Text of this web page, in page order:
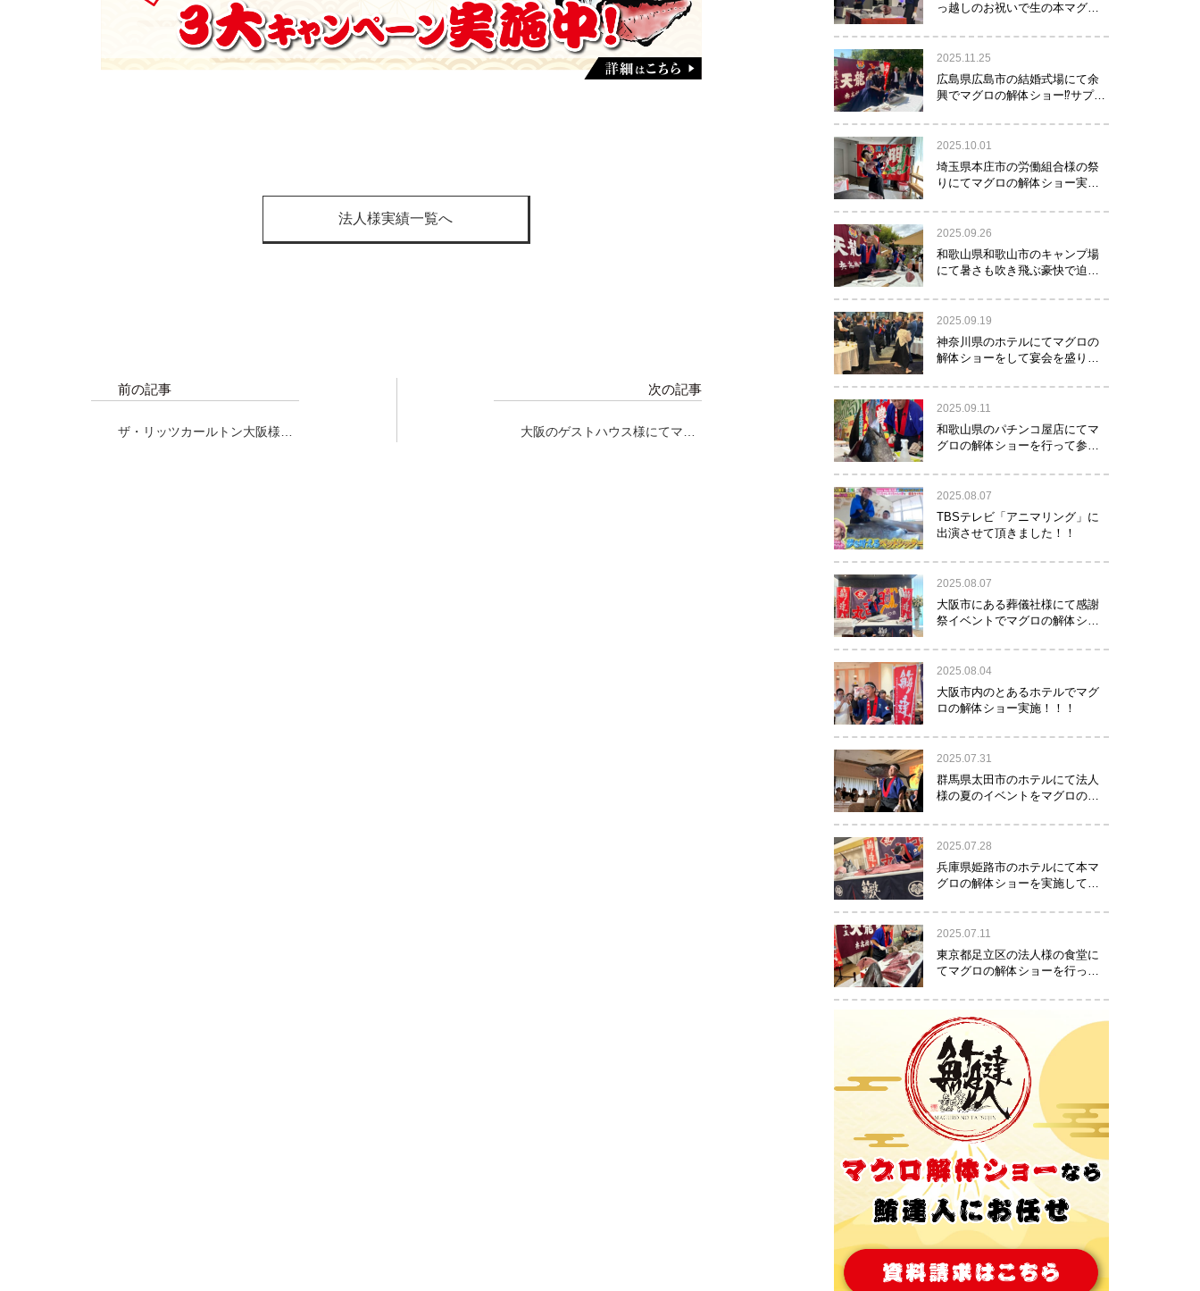
法人様実績一覧へ
前の記事
ザ・リッツカールトン大阪様に
次の記事
大阪のゲストハウス様にてマグ
っ越しのお祝いで生の本マグロ
体ショーを行いお祝いしてまい
りました
2025.11.25
広島県広島市の結婚式場にて余
興でマグロの解体ショー⁉サプラ
場！！！
2025.10.01
埼玉県本庄市の労働組合様の祭
りにてマグロの解体ショー実施
2025.09.26
和歌山県和歌山市のキャンプ場
にて暑さも吹き飛ぶ豪快で迫力
しました。
2025.09.19
神奈川県のホテルにてマグロの
解体ショーをして宴会を盛り上
た。
2025.09.11
和歌山県のパチンコ屋店にてマ
グロの解体ショーを行って参り
2025.08.07
TBSテレビ「アニマリング」に
出演させて頂きました！！
2025.08.07
大阪市にある葬儀社様にて感謝
祭イベントでマグロの解体ショ
2025.08.04
大阪市内のとあるホテルでマグ
ロの解体ショー実施！！！
2025.07.31
群馬県太田市のホテルにて法人
様の夏のイベントをマグロの解
た！！
2025.07.28
兵庫県姫路市のホテルにて本マ
グロの解体ショーを実施して参
2025.07.11
東京都足立区の法人様の食堂に
てマグロの解体ショーを行って